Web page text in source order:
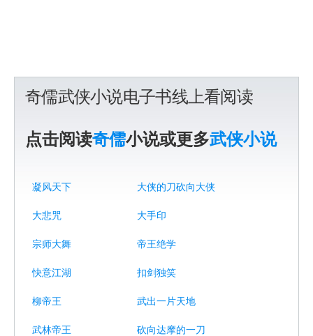
奇儒武侠小说电子书线上看阅读
点击阅读奇儒小说或更多武侠小说
凝风天下 大侠的刀砍向大侠
大悲咒 大手印
宗师大舞 帝王绝学
快意江湖 扣剑独笑
柳帝王 武出一片天地
武林帝王 砍向达摩的一刀